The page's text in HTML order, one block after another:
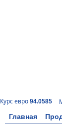
Курс евро 94.0585
Главная